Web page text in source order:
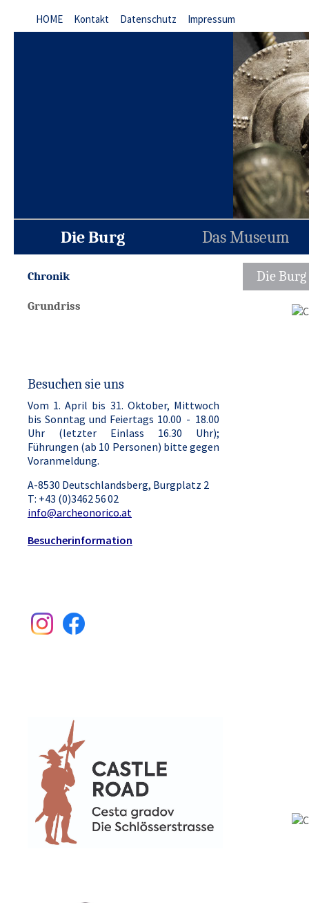
Impressum
Datenschutz
Kontakt
HOME
Die Burg Das Museum
Chronik
Grundriss
Besuchen sie uns
Vom 1. April bis 31. Oktober, Mittwoch
bis Sonntag und Feiertags 10.00 - 18.00
Uhr (letzter Einlass 16.30 Uhr);
Führungen (ab 10 Personen) bitte gegen
Voranmeldung.
A-8530 Deutschlandsberg, Burgplatz 2
T: +43 (0)3462 56 02
info@archeonorico.at
Besucherinformation
Die Burg